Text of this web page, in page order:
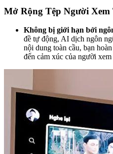
Mở Rộng Tệp Người Xem
Không bị giới hạn bởi
đề tự động, AI dịch ngôn
nội dung toàn cầu, bạn
đến cảm xúc của người